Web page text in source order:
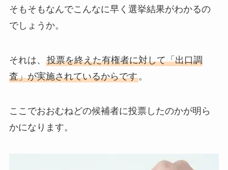
そもそもなんでこんなに早く選挙結果がわかるの
でしょうか。
それは、 投票を終えた有権者に対して「出口調
査」が実施されているからです。
ここでおおむねどの候補者に投票したのかが明ら
かになります。